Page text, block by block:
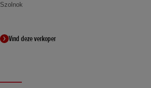
Szolnok
Vind deze verkoper